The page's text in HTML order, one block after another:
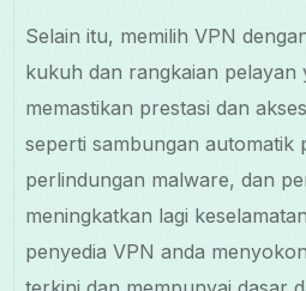
Selain itu, memilih VPN
kukuh dan rangkaian pelayan
memastikan prestasi dan
seperti sambungan automatik
perlindungan malware, dan
meningkatkan lagi
penyedia VPN anda